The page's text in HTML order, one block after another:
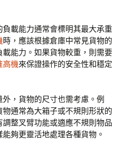
負載能力通常會標明其最大承重
時，應該根據倉庫中常見貨物的
載能力。如果貨物較重，則需要
高機來保證操作的安全性和穩定
外，貨物的尺寸也需考慮。例
通常為大箱子或不規則形狀的
整叉臂功能或適應不規則物品
能夠更靈活地處理各種貨物。